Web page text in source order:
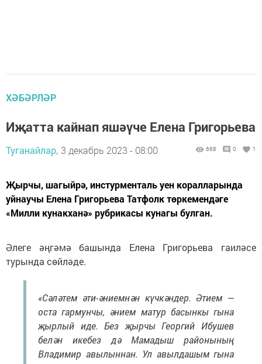
ХӘБӘРЛӘР
Иҗатта кайнап яшәүче Елена Григорьева
Туганайлар, 3 декабрь 2023 - 08:00 668 0 1
Җырчы, шагыйрә, инстурменталь уен коралларында
уйнаучы Елена Григорьева Татфолк төркемендәге
«Милли кунакханә» рубрикасы кунагы булган.
Әлеге әңгәмә башында Елена Григорьева гаиләсе
турында сөйләде.
«Сәләтем әти-әниемнән күчкәндер. Әтием —
оста гармунчы, әнием матур басынкы гына
җырлый иде. Без җырчы Георгий Ибушев
белән икебез дә Мамадыш районының
Владимир авылыннан. Ул авылдашым гына